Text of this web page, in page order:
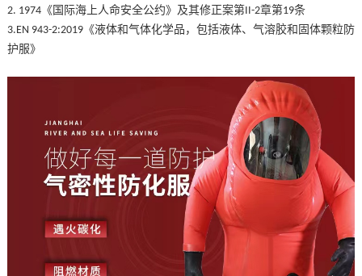
2. 1974《国际海上人命安全公约》及其修正案第 II-2章第19条
3.EN 943-2:2019《液体和气体化学品，包括液体、气溶胶和固体颗粒防
护服》